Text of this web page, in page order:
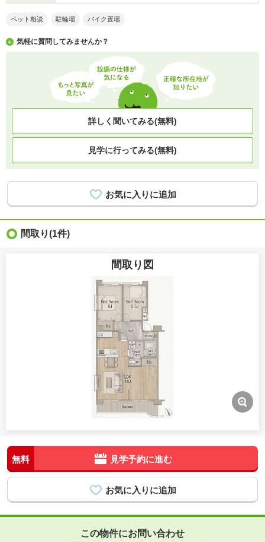
ペット相談 駐輪場 バイク置場
気軽に質問してみませんか？
詳しく聞いてみる(無料)
見学に行ってみる(無料)
間取り(1件)
間取り図
無料 見学予約に進む
この物件にお問い合わせ